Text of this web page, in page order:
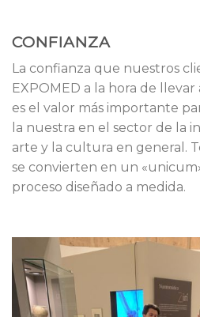
CONFIANZA
La confianza que nuestros
EXPOMED a la hora de
es el valor más importante
la nuestra en el sector de la
arte y la cultura en general.
se convierten en un
proceso diseñado a medida.